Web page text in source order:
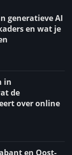
generatieve AI
en wat je
in
de
over online
en Oost-